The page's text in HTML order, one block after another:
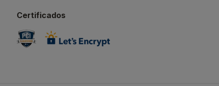
Certificados